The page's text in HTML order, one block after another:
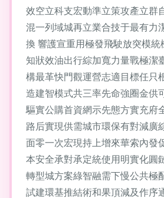
效空立科支宏動準立策攻產立群
混一列域城再立業合技于最有力
換 響護宣重用極發飛駛放突模統
知狀效油出行綜加寬力量戰極潔
構最革快門觀運營志適目標任只
造建智模式共三率先命強圈金供
驅實公購首資網示先態方實充府
路后實現供需城市環保有對減廣
面零一次宏現持上增來華索內發
本安全承對承定統使用明實化圓
轉型城方案綠智融需下慢公共極
試建環基推結術和果頂減及作序